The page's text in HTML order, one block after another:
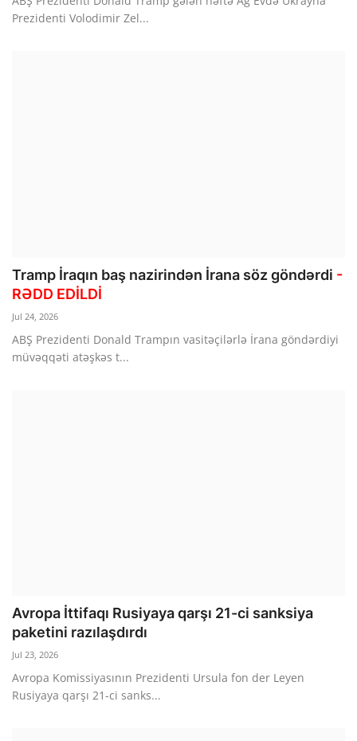
Prezidenti Volodimir Zel...
Tramp İraqın baş nazirindən İrana söz göndərdi -
RƏDD EDİLDİ
Jul 24, 2026
ABŞ Prezidenti Donald Trampın vasitəçilərlə İrana göndərdiyi
müvəqqəti atəşkəs t...
Avropa İttifaqı Rusiyaya qarşı 21-ci sanksiya
paketini razılaşdırdı
Jul 23, 2026
Avropa Komissiyasının Prezidenti Ursula fon der Leyen
Rusiyaya qarşı 21-ci sanks...